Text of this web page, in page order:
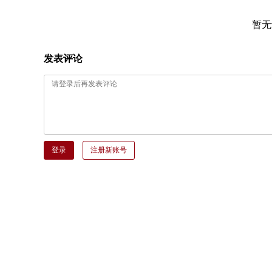
暂
发表评论
登录 注册新账号